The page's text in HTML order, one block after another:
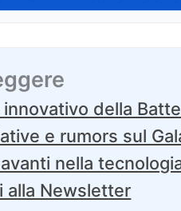
innovativo della
e rumors sul
nella
alla Newsletter